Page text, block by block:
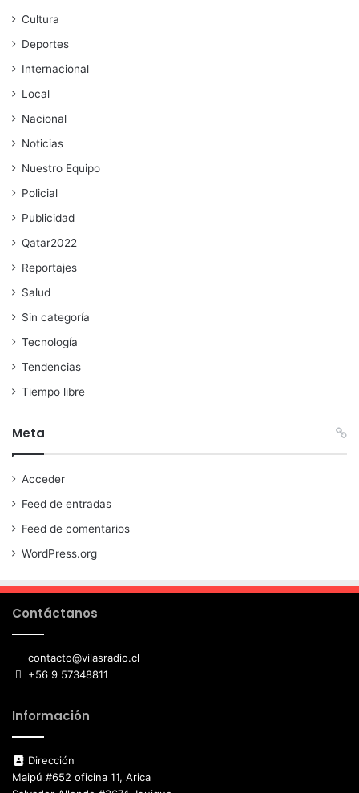
Cultura
Deportes
Internacional
Local
Nacional
Noticias
Nuestro Equipo
Policial
Publicidad
Qatar2022
Reportajes
Salud
Sin categoría
Tecnología
Tendencias
Tiempo libre
Meta
Acceder
Feed de entradas
Feed de comentarios
WordPress.org
Contáctanos
contacto@vilasradio.cl
+56 9 57348811
Información
Dirección
Maipú #652 oficina 11, Arica